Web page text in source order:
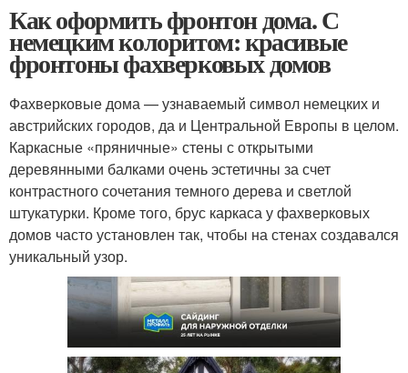
Как оформить фронтон дома. С
немецким колоритом: красивые
фронтоны фахверковых домов
Фахверковые дома — узнаваемый символ немецких и
австрийских городов, да и Центральной Европы в целом.
Каркасные «пряничные» стены с открытыми
деревянными балками очень эстетичны за счет
контрастного сочетания темного дерева и светлой
штукатурки. Кроме того, брус каркаса у фахверковых
домов часто установлен так, чтобы на стенах создавался
уникальный узор.